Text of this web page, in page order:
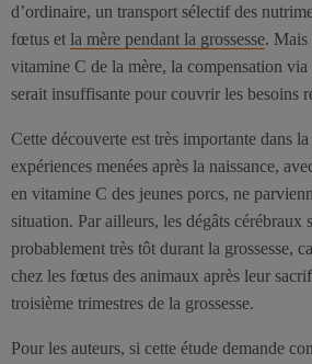
d’ordinaire, un transport sélectif des
fœtus et la mère pendant la grossesse. Mais
vitamine C de la mère, la compensation via
serait insuffisante pour couvrir les besoins
Cette découverte est très importante dans
expériences menées après la naissance,
en vitamine C des jeunes porcs, ne
situation. Par ailleurs, les dégâts cérébraux
probablement très tôt durant la grossesse,
chez les fœtus des animaux après leur
troisième trimestres de la grossesse.
Pour les auteurs, si cette étude demande